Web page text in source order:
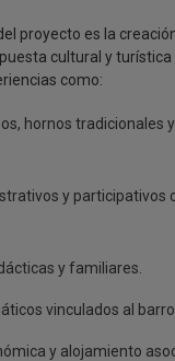
proyecto es la
cultural y turística
como:
hornos tradicionales
y participativos
y familiares.
vinculados al
y alojamiento